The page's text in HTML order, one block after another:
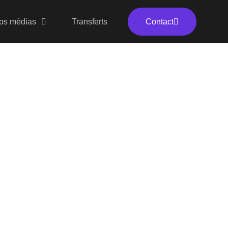
médias Transferts Contact